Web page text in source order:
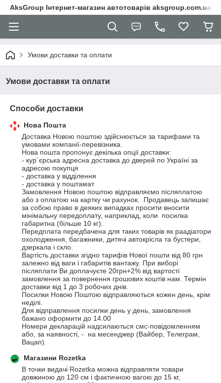
AksGroup Інтернет-магазин автотоварів aksgroup.com.ua
Умови доставки та оплати
Умови доставки та оплати
Способи доставки
Нова Пошта
Доставка Новою поштою здійснюється за тарифами та
умовами компанії-перевізника.
Нова пошта пропонує декілька опції доставки:
- кур`єрська адресна доставка до дверей по Україні за
адресою покупця
- доставка у відділення
- доставка у поштамат
Замовлення Новою поштою відправляємо післяплатою
або з оплатою на картку чи рахунок.  Продавець залишає
за собою право в деяких випадках просити вносити
мінімальну передоплату, наприклад, коли  посилка
габаритна (більше 10 кг).
Передплата передбачена для таких товарів як раадіатори
охолодження, багажники, дитячі автокрісла та бустери,
дзеркала і скло.
Вартість доставки згідно тарифів Нової пошти від 80 грн
залежно від ваги і габаритів вантажу. При виборі
післяплати Ви доплачуєте 20грн+2% від вартості
замовлення за повернення грошових коштів нам. Термін
доставки від 1 до 3 робочих днів.
Посилки Новою Поштою відправляються кожен день, крім
неділі.
Для відправлення посилки день у день, замовлення
бажано оформити до 14.00
Номери декларацій надсилаються смс-повідомленням
або, за наявності, -  на месенджер (Вайбер, Телеграм,
Вацап).
Магазини Rozetka
В точки видачі Rozetka можна відправляти товари
довжиною до 120 см і фактичною вагою до 15 кг,